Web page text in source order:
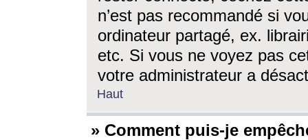
n’est pas recommandé si
ordinateur partagé, ex.
etc. Si vous ne voyez pas
votre administrateur a
Haut
» Comment puis-je